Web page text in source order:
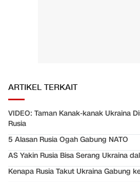
ARTIKEL TERKAIT
VIDEO: Taman Kanak-kanak Ukraina
Rusia
5 Alasan Rusia Ogah Gabung NATO
AS Yakin Rusia Bisa Serang Ukraina
Kenapa Rusia Takut Ukraina Gabung